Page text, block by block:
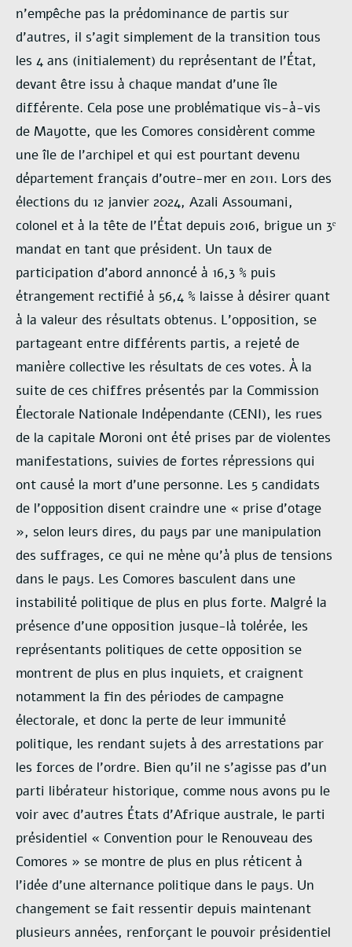
n’empêche pas la prédominance de partis sur
d’autres, il s’agit simplement de la transition tous
les 4 ans (initialement) du représentant de l’État,
devant être issu à chaque mandat d’une île
différente. Cela pose une problématique vis-à-vis
de Mayotte, que les Comores considèrent comme
une île de l’archipel et qui est pourtant devenu
département français d’outre-mer en 2011. Lors des
élections du 12 janvier 2024, Azali Assoumani,
colonel et à la tête de l’État depuis 2016, brigue un 3ᵉ
mandat en tant que président. Un taux de
participation d’abord annoncé à 16,3 % puis
étrangement rectifié à 56,4 % laisse à désirer quant
à la valeur des résultats obtenus. L’opposition, se
partageant entre différents partis, a rejeté de
manière collective les résultats de ces votes. À la
suite de ces chiffres présentés par la Commission
Électorale Nationale Indépendante (CENI), les rues
de la capitale Moroni ont été prises par de violentes
manifestations, suivies de fortes répressions qui
ont causé la mort d’une personne. Les 5 candidats
de l’opposition disent craindre une « prise d’otage
», selon leurs dires, du pays par une manipulation
des suffrages, ce qui ne mène qu’à plus de tensions
dans le pays. Les Comores basculent dans une
instabilité politique de plus en plus forte. Malgré la
présence d’une opposition jusque-là tolérée, les
représentants politiques de cette opposition se
montrent de plus en plus inquiets, et craignent
notamment la fin des périodes de campagne
électorale, et donc la perte de leur immunité
politique, les rendant sujets à des arrestations par
les forces de l’ordre. Bien qu’il ne s’agisse pas d’un
parti libérateur historique, comme nous avons pu le
voir avec d’autres États d’Afrique australe, le parti
présidentiel « Convention pour le Renouveau des
Comores » se montre de plus en plus réticent à
l’idée d’une alternance politique dans le pays. Un
changement se fait ressentir depuis maintenant
plusieurs années, renforçant le pouvoir présidentiel